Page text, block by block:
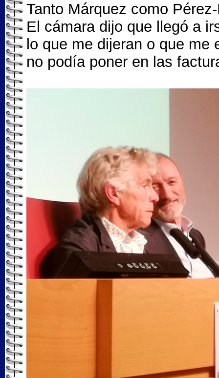
Tanto Márquez como
El cámara dijo que llegó a
lo que me dijeran o que
no podía poner en las